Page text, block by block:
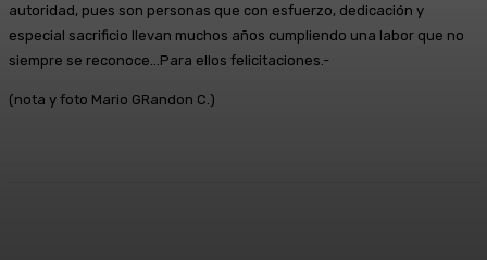
autoridad, pues son personas que con esfuerzo, dedicación y
especial sacrificio llevan muchos años cumpliendo una labor que no
siempre se reconoce…Para ellos felicitaciones.-
(nota y foto Mario GRandon C.)